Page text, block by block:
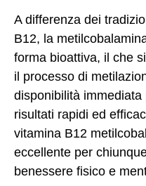
A differenza dei
B12, la
forma bioattiva, il che
il processo di
disponibilità
risultati rapidi ed
vitamina B12
eccellente per
benessere fisico e